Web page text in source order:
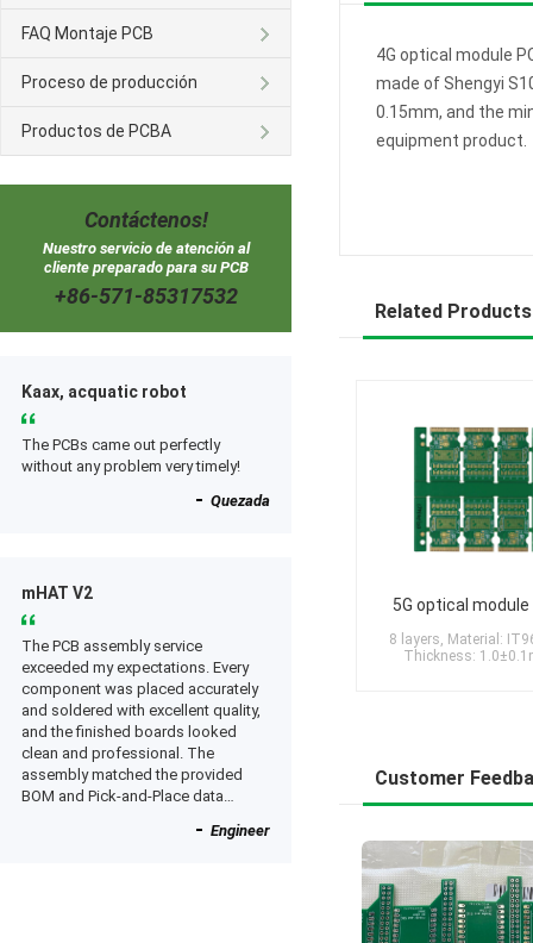
4G optical module
made of Shengyi
0.15mm, and the
equipment product.
Related Products
5G optical module
8 layers, Material:
Thickness:
Customer
FAQ Montaje PCB
Proceso de producción
Productos de PCBA
Contáctenos!
Nuestro servicio de atención al
cliente preparado para su PCB
+86-571-85317532
Kaax, acquatic robot
The PCBs came out perfectly
without any problem very timely!
Quezada
mHAT V2
The PCB assembly service
exceeded my expectations. Every
component was placed accurately
and soldered with excellent quality,
and the finished boards looked
clean and professional. The
assembly matched the provided
BOM and Pick-and-Place data
expected after receiving the boards.
Engineer